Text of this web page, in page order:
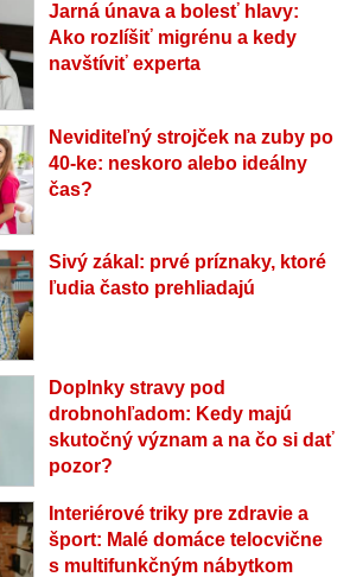
Jarná únava a bolesť hlavy:
Ako rozlíšiť migrénu a kedy
navštíviť experta
Neviditeľný strojček na zuby po
40-ke: neskoro alebo ideálny
čas?
Sivý zákal: prvé príznaky, ktoré
ľudia často prehliadajú
Doplnky stravy pod
drobnohľadom: Kedy majú
skutočný význam a na čo si dať
pozor?
Interiérové triky pre zdravie a
šport: Malé domáce telocvične
s multifunkčným nábytkom